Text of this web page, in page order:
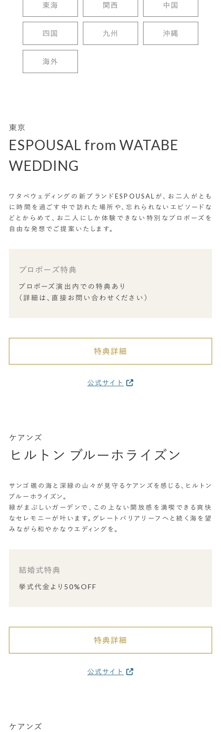
東海 関西 中国
四国 九州 沖縄
海外
東京
ESPOUSAL from WATABE
WEDDING
ワタベウェディングの新ブランドESPOUSALが、お二人がとも
に時間を過ごす中で訪れた場所や、忘れられないエピソードな
どとからめて、お二人にしか体験できない特別なプロポーズを
自由な発想でご提案いたします。
プロポーズ特典
プロポーズ演出内での特典あり
（詳細は、直接お問い合わせください）
特典詳細
公式サイト
ケアンズ
ヒルトン ブルーホライズン
サンゴ礁の海と深緑の山々が見守るケアンズを感じる、ヒルトン
ブルーホライズン。
緑がまぶしいガーデンで、この上ない開放感を満喫できる爽快
なセレモニーが叶います。グレートバリアリーフへと続く海を望
みながら和やかなウエディングを。
結婚式特典
挙式代金より50%OFF
特典詳細
公式サイト
ケアンズ